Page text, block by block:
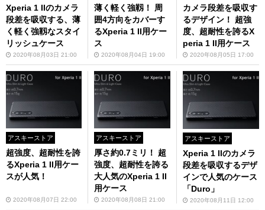
Xperia 1 IIのカメラ
段差を吸収する、薄
く軽く強靱なスタイ
リッシュケース
2020年08月03日 21:00
薄く軽く強靱！ 周
囲4方向をカバーす
るXperia 1 II用ケー
ス
2020年08月04日 19:00
カメラ段差を吸収す
るデザイン！ 超強
度、超耐性を誇るX
peria 1 II用ケース
2020年08月05日 17:00
アスキーストア
超強度、超耐性を誇
るXperia 1 II用ケー
スが人気！
2020年08月07日 22:00
アスキーストア
厚さ約0.7ミリ！ 超
強度、超耐性を誇る
大人気のXperia 1 II
用ケース
2020年08月08日 21:00
アスキーストア
Xperia 1 IIのカメラ
段差を吸収するデザ
インで人気のケース
「Duro」
2020年08月11日 12:00